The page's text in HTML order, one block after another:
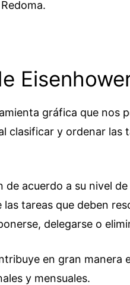
gráfica que nos
clasificar y ordenar las
de acuerdo a su nivel
tareas que deben
delegarse o
en gran manera
y mensuales.